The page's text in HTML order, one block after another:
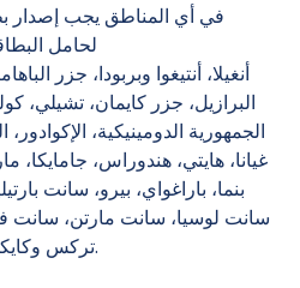
لحامل
أنغيلا، أنتيغوا وبربودا، جزر
البرازيل، جزر كايمان، تشيلي،
الجمهورية الدومينيكية، الإكوادور،
غيانا، هايتي، هندوراس، جامايكا،
بنما، باراغواي، بيرو، سانت
سانت لوسيا، سانت مارتن، سانت
تركس وكايكوس، أوروغواي، ("الإقليم").